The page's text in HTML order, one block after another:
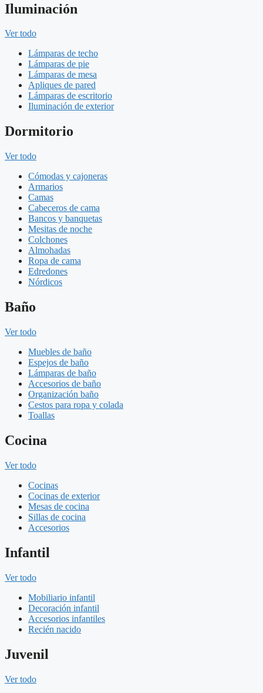
Iluminación
Ver todo
Lámparas de techo
Lámparas de pie
Lámparas de mesa
Apliques de pared
Lámparas de escritorio
Iluminación de exterior
Dormitorio
Ver todo
Cómodas y cajoneras
Armarios
Camas
Cabeceros de cama
Bancos y banquetas
Mesitas de noche
Colchones
Almohadas
Ropa de cama
Edredones
Nórdicos
Baño
Ver todo
Muebles de baño
Espejos de baño
Lámparas de baño
Accesorios de baño
Organización baño
Cestos para ropa y colada
Toallas
Cocina
Ver todo
Cocinas
Cocinas de exterior
Mesas de cocina
Sillas de cocina
Accesorios
Infantil
Ver todo
Mobiliario infantil
Decoración infantil
Accesorios infantiles
Recién nacido
Juvenil
Ver todo